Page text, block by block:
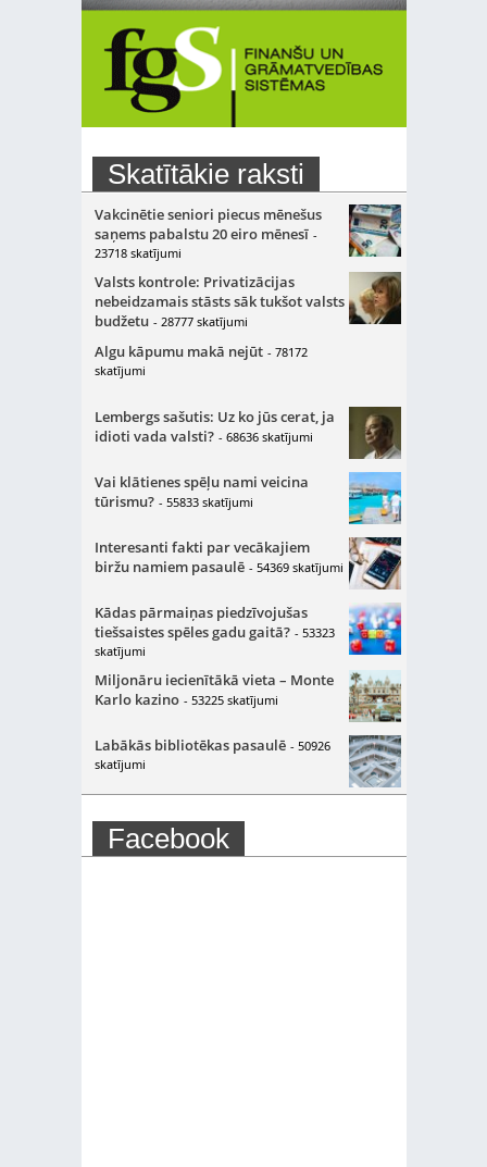
Skatītākie raksti
Vakcinētie seniori piecus mēnešus
saņems pabalstu 20 eiro mēnesī -
23718 skatījumi
Valsts kontrole: Privatizācijas
nebeidzamais stāsts sāk tukšot valsts
budžetu - 28777 skatījumi
Algu kāpumu makā nejūt - 78172
skatījumi
Lembergs sašutis: Uz ko jūs cerat, ja
idioti vada valsti? - 68636 skatījumi
Vai klātienes spēļu nami veicina
tūrismu? - 55833 skatījumi
Interesanti fakti par vecākajiem
biržu namiem pasaulē - 54369 skatījumi
Kādas pārmaiņas piedzīvojušas
tiešsaistes spēles gadu gaitā? - 53323
skatījumi
Miljonāru iecienītākā vieta – Monte
Karlo kazino - 53225 skatījumi
Labākās bibliotēkas pasaulē - 50926
skatījumi
Facebook